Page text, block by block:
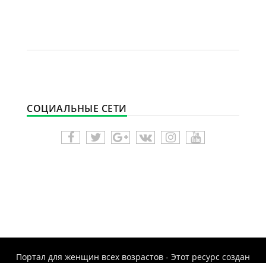
СОЦИАЛЬНЫЕ СЕТИ
Портал для женщин всех возрастов - Этот ресурс создан